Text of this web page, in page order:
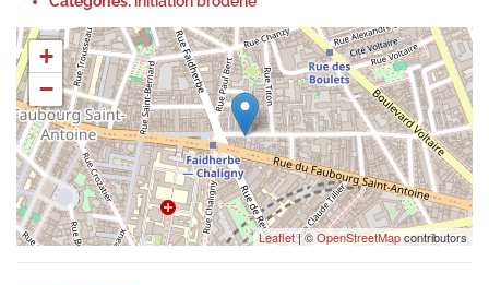
n
2
0
2
6
+
−
Leaflet| ©OpenStreetMapcontributors